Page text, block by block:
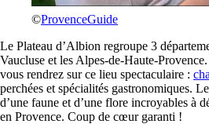
©ProvenceGuide
Le Plateau d’Albion regroupe 3
Vaucluse et les Alpes-de-Haute-
vous rendrez sur ce lieu spectaculaire :
perchées et spécialités gastronomiques.
d’une faune et d’une flore incroyables à
en Provence. Coup de cœur garanti !